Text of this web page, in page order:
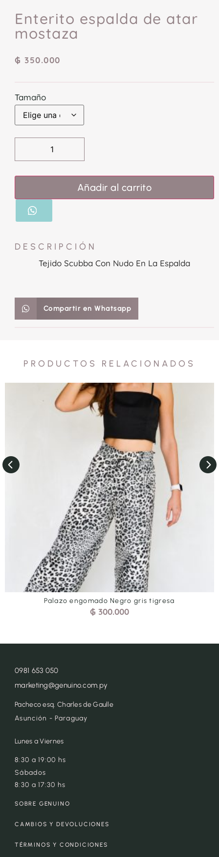
Enterito espalda de atar
mostaza
₲ 350.000
Tamaño
Añadir al carrito
DESCRIPCIÓN
Tejido Scubba Con Nudo En La Espalda
Compartir en Whatsapp
PRODUCTOS RELACIONADOS
Palazo engomado Negro gris tigresa
₲ 300.000
0981 653 050
marketing@genuino.com.py
Pacheco esq. Charles de Gaulle
Asunción - Paraguay
Lunes a Viernes
8:30 a 19:00 hs
Sábados
8:30 a 17:30 hs
SOBRE GENUINO
CAMBIOS Y DEVOLUCIONES
TÉRMINOS Y CONDICIONES